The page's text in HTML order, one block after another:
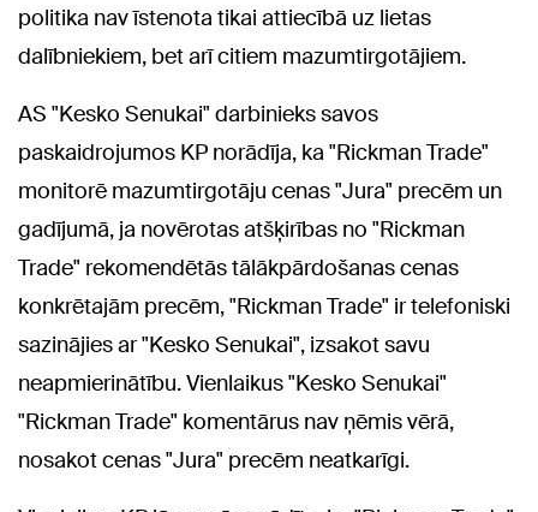
politika nav īstenota tikai attiecībā uz lietas
dalībniekiem, bet arī citiem mazumtirgotājiem.
AS "Kesko Senukai" darbinieks savos
paskaidrojumos KP norādīja, ka "Rickman Trade"
monitorē mazumtirgotāju cenas "Jura" precēm un
gadījumā, ja novērotas atšķirības no "Rickman
Trade" rekomendētās tālākpārdošanas cenas
konkrētajām precēm, "Rickman Trade" ir telefoniski
sazinājies ar "Kesko Senukai", izsakot savu
neapmierinātību. Vienlaikus "Kesko Senukai"
"Rickman Trade" komentārus nav ņēmis vērā,
nosakot cenas "Jura" precēm neatkarīgi.